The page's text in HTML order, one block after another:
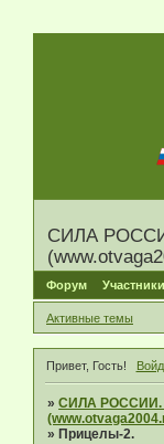
СИЛА
Форум Участники
Активные темы
Привет, Гость!
»СИЛА РОССИИ.
» Прицелы-2.